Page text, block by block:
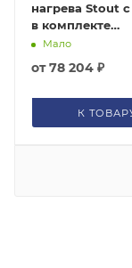
нагрева Stout
в комплекте
напольный
Мало
от78 204 ₽
К